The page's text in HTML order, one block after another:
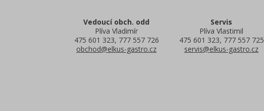
Vedoucí obch. odd
Plíva Vladimír
475 601 323, 777 557 726
obchod@elkus-gastro.cz
Servis
Plíva Vlastimil
475 601 323, 777 557 725
servis@elkus-gastro.cz